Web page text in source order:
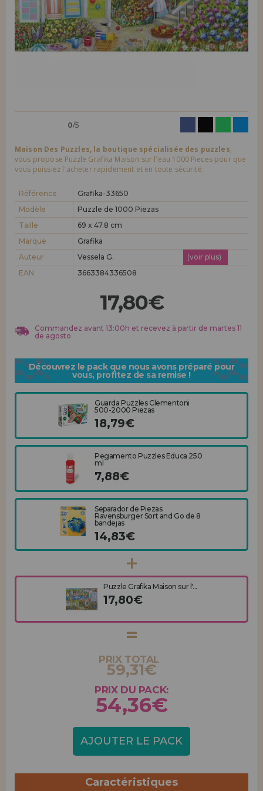
LIQUIDATIONS
INFORMATION
Je veux m'enregistrer en tant que
nouveau client
En créant un compte sur maisondespuzzles.fr, vous pouvez faire vos
nouveau distributeur
Vous êtes un professionnel ou une entreprise ? Vous souhaitez
que distributeur et découvrez nos conditions de vente avec des
remises spéciales pour la distribution.
Allez-y! Nous vous attendions.
ENREGISTREMENT DISTRIBUTEUR
0/5
Maison Des Puzzles, la boutique spécialisée des puzzles,
vous propose Puzzle Grafika Maison sur l'eau 1000 Pieces pour que
vous puissiez l'acheter rapidement et en toute sécurité.
Référence
Grafika-33650
Modèle
Puzzle de 1000 Piezas
Taille
69 x 47.8 cm
Marque
Grafika
Auteur
Vessela G.
(voir plus)
EAN
3663384336508
17,80€
Commandez avant 13:00h et recevez à partir de martes 11
de agosto
Découvrez le pack que nous avons préparé pour
vous, profitez de sa remise !
Guarda Puzzles Clementoni
500-2000 Piezas
18,79€
Pegamento Puzzles Educa 250
ml
7,88€
Separador de Piezas
Ravensburger Sort and Go de 8
bandejas
14,83€
Puzzle Grafika Maison sur l'...
17,80€
PRIX TOTAL
59,31€
PRIX DU PACK:
54,36€
AJOUTER LE PACK
Caractéristiques